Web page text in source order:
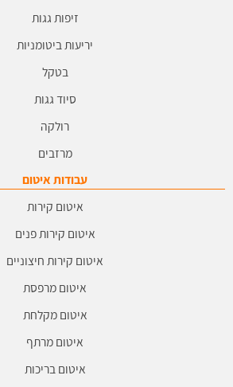
זיפות גגות
יריעות ביטומניות
בטקל
סיוד גגות
רולקה
מרזבים
עבודות איטום
איטום קירות
איטום קירות פנים
איטום קירות חיצוניים
איטום מרפסת
איטום מקלחת
איטום מרתף
איטום בריכות